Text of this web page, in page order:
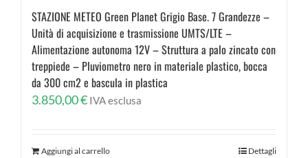
STAZIONE METEO Green Planet Grigio Base. 7 Grandezze –
Unità di acquisizione e trasmissione UMTS/LTE –
Alimentazione autonoma 12V – Struttura a palo zincato con
treppiede – Pluviometro nero in materiale plastico, bocca
da 300 cm2 e bascula in plastica
3.850,00€ IVA esclusa
Aggiungi al carrello Dettagli